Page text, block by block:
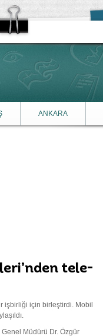
ANKARA
tele-
işbirliği için birleştirdi. Mobil
Müdürü Dr. Özgür